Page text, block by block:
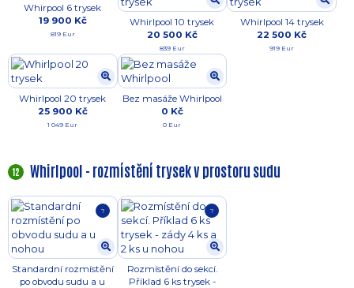
Whirpool 6 trysek
19 900 Kč
819 Eur
Whirlpool 10 trysek
20 500 Kč
839 Eur
Whirlpool 14 trysek
22 500 Kč
919 Eur
Whirlpool 20 trysek
25 900 Kč
1 049 Eur
Bez masáže Whirlpool
0 Kč
0 Eur
12 Whirlpool - rozmístění trysek v prostoru sudu
Standardní rozmístění
po obvodu sudu a u
?
Rozmístění do sekcí.
Příklad 6 ks trysek -
?